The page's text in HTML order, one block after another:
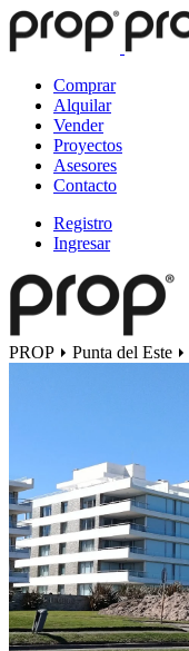
Comprar
Alquilar
Vender
Proyectos
Asesores
Contacto
Registro
Ingresar
PROP Punta del Este